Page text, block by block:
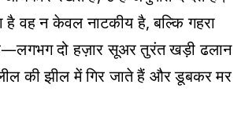
है वह न केवल नाटकीय है, बल्कि गहरा
दो हज़ार सूअर तुरंत खड़ी ढलान
की झील में गिर जाते हैं और डूबकर मर